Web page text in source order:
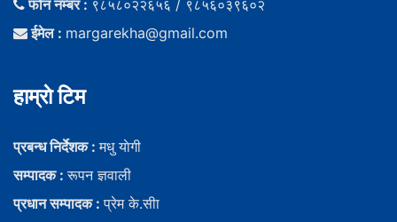
फोन नम्बर : ९८५८०२२६५६ / ९८५६०३९६०२
ईमेल : margarekha@gmail.com
हाम्राे टिम
प्रबन्ध निर्देशक :मधु याेगी
सम्पादक :रूपन ज्ञवाली
प्रधान सम्पादक :प्रेम के.सीा